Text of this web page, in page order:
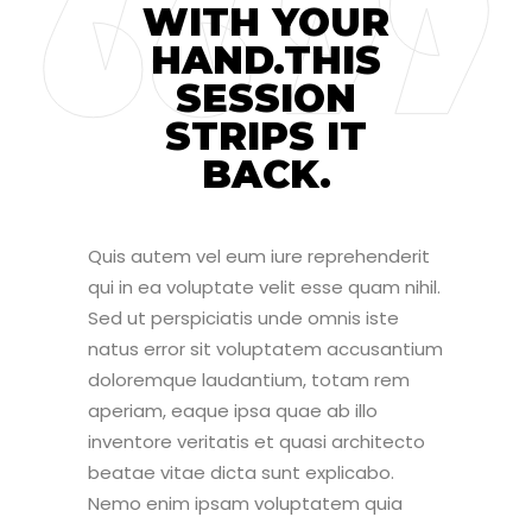
WITH YOUR
HAND.THIS
SESSION
STRIPS IT
BACK.
Quis autem vel eum iure reprehenderit
qui in ea voluptate velit esse quam nihil.
Sed ut perspiciatis unde omnis iste
natus error sit voluptatem accusantium
doloremque laudantium, totam rem
aperiam, eaque ipsa quae ab illo
inventore veritatis et quasi architecto
beatae vitae dicta sunt explicabo.
Nemo enim ipsam voluptatem quia